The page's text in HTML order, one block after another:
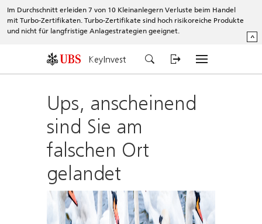
Im Durchschnitt erleiden 7 von 10 Kleinanlegern Verluste beim Handel
mit Turbo-Zertifikaten. Turbo-Zertifikate sind hoch risikoreiche Produkte
und nicht für langfristige Anlagestrategien geeignet.
^
KeyInvest
Ups, anscheinend
sind Sie am
falschen Ort
gelandet